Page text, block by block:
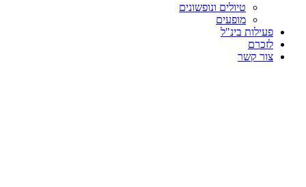
טיולים ונופשונים
מופעים
פעילות בינ"ל
לזכרם
צור קשר